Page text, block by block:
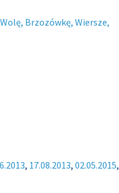
Brzozówkę, Wiersze,
, 17.08.2013, 02.05.2015,